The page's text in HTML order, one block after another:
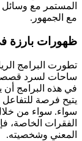
المستمر مع وسائل
مع الجمهور.
ظهورات بارزة
تطورت البرامج
ساحات لسرد قصصي
في هذه البرامج
يتيح فرصة
سواء. سواء من
الفقرات
المعني وشخصيته.